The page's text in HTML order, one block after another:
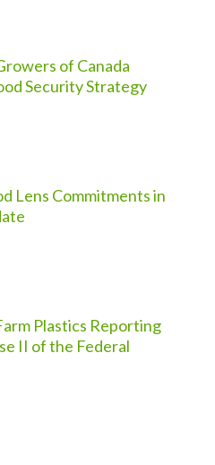
of Canada
Security Strategy
Lens Commitments in
Plastics Reporting
II of the Federal